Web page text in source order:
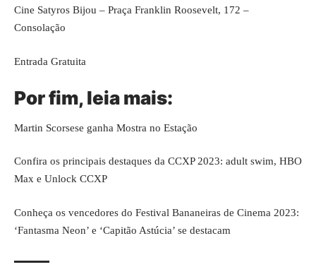
Cine Satyros Bijou – Praça Franklin Roosevelt, 172 –
Consolação
Entrada Gratuita
Por fim, leia mais:
Martin Scorsese ganha Mostra no Estação
Confira os principais destaques da CCXP 2023: adult swim, HBO
Max e Unlock CCXP
Conheça os vencedores do Festival Bananeiras de Cinema 2023:
‘Fantasma Neon’ e ‘Capitão Astúcia’ se destacam